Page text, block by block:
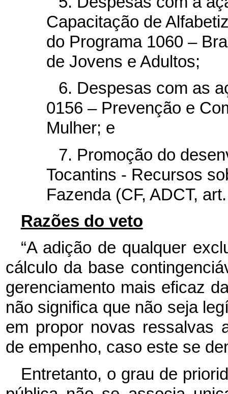
Capacitação de
do Programa 1060 –
de Jovens e Adultos;
6. Despesas com as
0156 – Prevenção e
Mulher; e
7. Promoção do
Tocantins - Recursos
Fazenda (CF, ADCT,
Razões do veto
“A adição de qualquer
cálculo da base
gerenciamento mais eficaz
não significa que não seja
em propor novas ressalvas
de empenho, caso este se
Entretanto, o grau de